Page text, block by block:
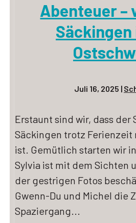
Abenteuer –
Säckingen
Juli 16, 2025 |
Erstaunt sind wir, dass der
Säckingen trotz
ist. Gemütlich starten wir
Sylvia ist mit dem Sichten
der gestrigen Fotos
Gwenn-Du und Michel die
Spaziergang...